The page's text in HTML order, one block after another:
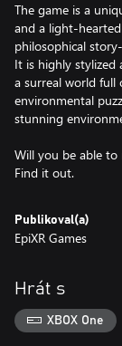
The game is a
and a light-
philosophical
It is highly stylized
a surreal world full
environmental
stunning
Will you be able
Find it out.
Publikoval(a)
EpiXR Games
Hrát s
XBOX One